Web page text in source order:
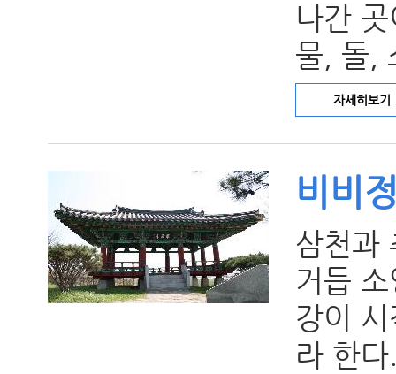
나간
물, 돌,
자세히보기
비비
삼천과
거듭
강이
라 한